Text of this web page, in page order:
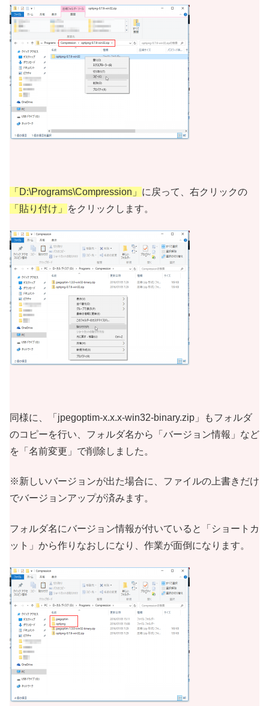
「D:\Programs\Compression」 に戻って、右クリックの
「貼り付け」
をクリックします。
同様に、「jpegoptim-x.x.x-win32-binary.zip」もフォルダ
のコピーを行い、フォルダ名から「バージョン情報」など
を「名前変更」で削除しました。
※新しいバージョンが出た場合に、ファイルの上書きだけ
でバージョンアップが済みます。
フォルダ名にバージョン情報が付いていると「ショートカ
ット」から作りなおしになり、作業が面倒になります。